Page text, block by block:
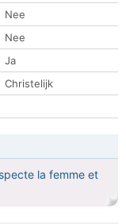
Nee
Nee
Ja
Christelijk
la femme et